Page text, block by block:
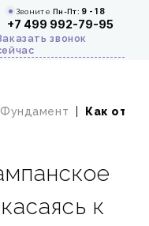
ЗвонитеПн-Пт: 9 - 18
+7 499 992-79-95
звонок
Фундамент Как
к